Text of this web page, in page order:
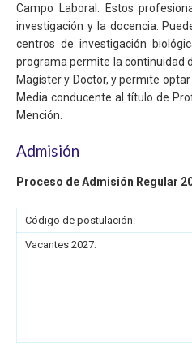
Campo Laboral: Estos
investigación y la docencia.
centros de investigación
programa permite la continuidad
Magíster y Doctor, y permite
Media conducente al título de
Mención.
Admisión
Proceso de Admisión Regular
Código de postulación:
Vacantes 2027: